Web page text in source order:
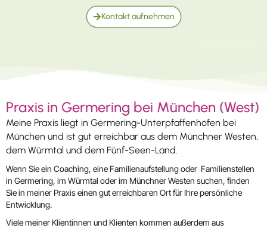
Kontakt aufnehmen
Praxis in Germering bei München (West)
Meine Praxis liegt in Germering-Unterpfaffenhofen bei
München und ist gut erreichbar aus dem Münchner Westen,
dem Würmtal und dem Fünf-Seen-Land.
Wenn Sie ein Coaching, eine Familienaufstellung oder Familienstellen
in Germering, im Würmtal oder im Münchner Westen suchen, finden
Sie in meiner Praxis einen gut erreichbaren Ort für Ihre persönliche
Entwicklung.
Viele meiner Klientinnen und Klienten kommen außerdem aus